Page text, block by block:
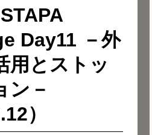
Day11 －外
用とストッ
ン－
）